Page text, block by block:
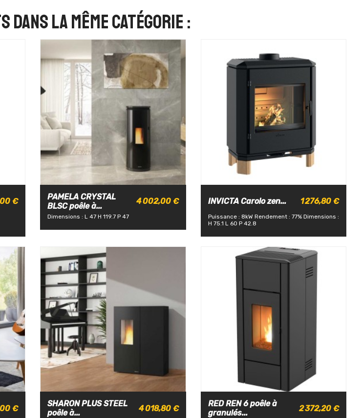
la même catégorie :
€
PAMELA CRYSTAL
BLSC poêle à...
4 002,00 €
Dimensions : L 47 H 119.7 P 47
INVICTA Carolo zen... 1 276,80 €
Puissance : 8kW Rendement : 77% Dimensions :
H 75.1 L 60 P 42.8
€
SHARON PLUS STEEL
poêle à...
4 018,80 €
RED REN 6 poêle à
granulés...
2 372,20 €